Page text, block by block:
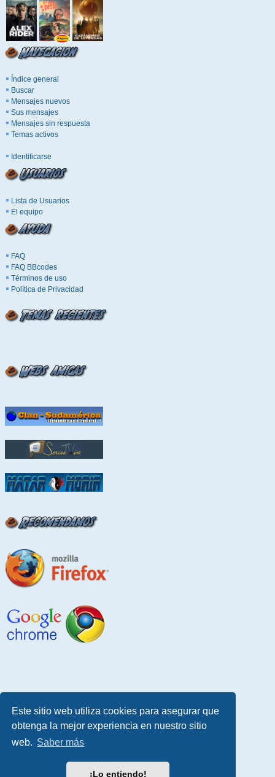
Este sitio web utiliza cookies para asegurar que
obtenga la mejor experiencia en nuestro sitio
web. Saber más
¡Lo entiendo!
Índice general
Buscar
Mensajes nuevos
Sus mensajes
Mensajes sin respuesta
Temas activos
Identificarse
Lista de Usuarios
El equipo
FAQ
FAQ BBcodes
Términos de uso
Política de Privacidad